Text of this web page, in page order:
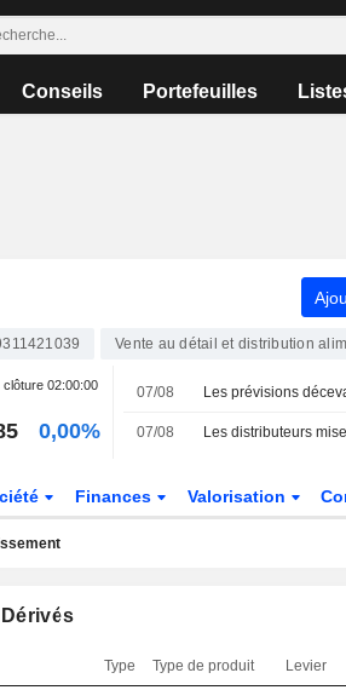
Conseils Portefeuilles
Vente au détail et distribution
clôture02:00:00
0,00%
07/08
07/08
Finances Valorisation
Type Type de produit Levier